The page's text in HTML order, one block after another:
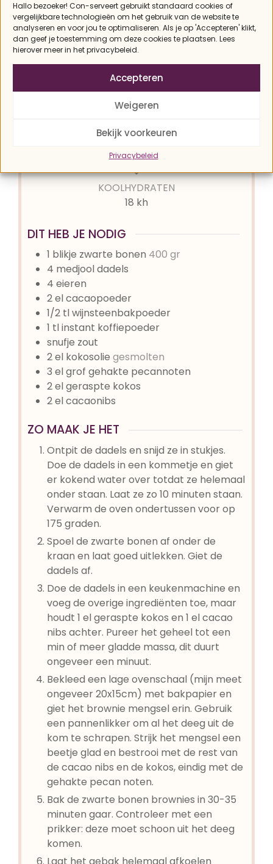
Hallo bezoeker! Con-serveert gebruikt standaard cookies of
vergelijkbare technologieën om het gebruik van de website te
analyseren en voor jou te optimaliseren. Als je op 'Accepteren' klikt,
dan geef je toestemming om deze cookies te plaatsen. Lees
hierover meer in het privacybeleid.
Accepteren
Weigeren
Bekijk voorkeuren
Privacybeleid
TOTALE TIJD
45minuten
min
Zoete snack
Amerikaans
PORTIES
KOOLHYDRATEN
18 kh
DIT HEB JE NODIG
1 blikje zwarte bonen 400 gr
4 medjool dadels
4 eieren
2elcacaopoeder
1/2 tlwijnsteenbakpoeder
1 tlinstant koffiepoeder
snufje zout
2el kokosolie gesmolten
3 elgrof gehakte pecannoten
2elgeraspte kokos
2elcacaonibs
ZO MAAK JE HET
Ontpit de dadels en snijd ze in stukjes.
Doe de dadels in een kommetje en giet
er kokend water over totdat ze helemaal
onder staan. Laat ze zo 10 minuten staan.
Verwarm de oven ondertussen voor op
175 graden.
Spoel de zwarte bonen af onder de
kraan en laat goed uitlekken. Giet de
dadels af.
Doe de dadels in een keukenmachine en
voeg de overige ingrediënten toe, maar
houdt 1 el geraspte kokos en 1 el cacao
nibs achter. Pureer het geheel tot een
min of meer gladde massa, dit duurt
ongeveer een minuut.
Bekleed een lage ovenschaal (mijn meet
ongeveer 20x15cm) met bakpapier en
giet het brownie mengsel erin. Gebruik
een pannenlikker om al het deeg uit de
kom te schrapen. Strijk het mengsel een
beetje glad en bestrooi met de rest van
de cacao nibs en de kokos, eindig met de
gehakte pecan noten.
Bak de zwarte bonen brownies in 30-35
minuten gaar. Controleer met een
prikker: deze moet schoon uit het deeg
komen.
Laat het gebak helemaal afkoelen